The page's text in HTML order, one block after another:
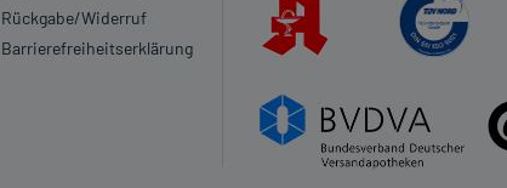
Rückgabe/Widerruf
Barrierefreiheitserklärung